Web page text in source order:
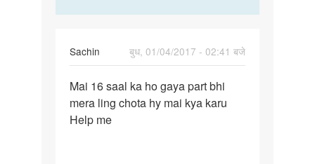
Sachin
बुध, 01/04/2017 - 02:41 बजे
Mai
16
saal
Mai 16 saal ka ho gaya part bhi
mera ling chota hy mai kya karu
Help me